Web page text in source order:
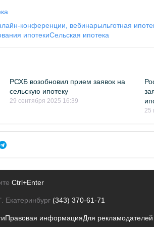
конференции, вебинарыльготная
ипотекиСельская ипотека
РСХБ возобновил прием заявок на
сельскую ипотеку
29 сентября 2025 16:39
25
Ctrl+Enter
(343) 370-61-71
Правовая информацияДля рекламодателей